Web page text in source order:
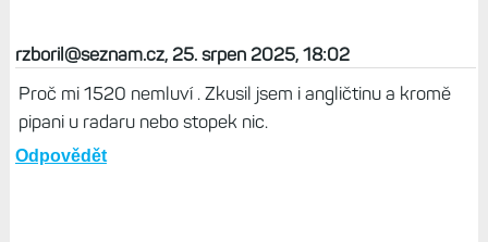
rzboril@seznam.cz, 25. srpen 2025, 18:02
Proč mi 1520 nemluví . Zkusil jsem i angličtinu a kromě
pipani u radaru nebo stopek nic.
Odpovědět